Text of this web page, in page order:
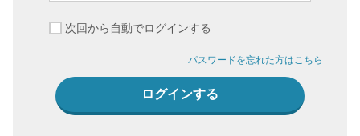
次回から自動でログインする
パスワードを忘れた方はこちら